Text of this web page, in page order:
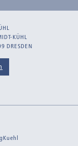
KÜHL
DRESDEN